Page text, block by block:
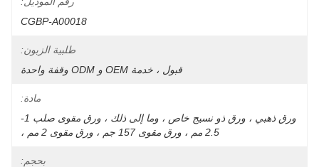
CGBP-A00018
طلبية الزبون:
قبول ، خدمة OEM و ODM وقفة واحدة
مادة:
ورق ذهبي ، ورق ذو نسيج خاص ، وما إلى ذلك ، ورق مقوى صلب 1-
2.5 مم ، ورق مقوى 157 جم ، ورق مقوى 2 مم ،
بحجم: